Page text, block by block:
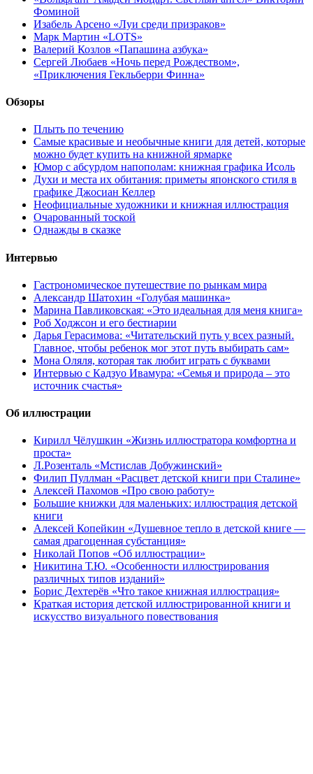
Фоминой
Изабель Арсено «Луи среди призраков»
Марк Мартин «LOTS»
Валерий Козлов «Папашина азбука»
Сергей Любаев «Ночь перед Рождеством»,
«Приключения Гекльберри Финна»
Обзоры
Плыть по течению
Самые красивые и необычные книги для детей, которые
можно будет купить на книжной ярмарке
Юмор с абсурдом напополам: книжная графика Исоль
Духи и места их обитания: приметы японского стиля в
графике Джосиан Келлер
Неофициальные художники и книжная иллюстрация
Очарованный тоской
Однажды в сказке
Интервью
Гастрономическое путешествие по рынкам мира
Александр Шатохин «Голубая машинка»
Марина Павликовская: «Это идеальная для меня книга»
Роб Ходжсон и его бестиарии
Дарья Герасимова: «Читательский путь у всех разный.
Главное, чтобы ребенок мог этот путь выбирать сам»
Мона Оляля, которая так любит играть с буквами
Интервью с Кадзуо Ивамура: «Семья и природа – это
источник счастья»
Об иллюстрации
Кирилл Чёлушкин «Жизнь иллюстратора комфортна и
проста»
Л.Розенталь «Мстислав Добужинский»
Филип Пуллман «Расцвет детской книги при Сталине»
Алексей Пахомов «Про свою работу»
Большие книжки для маленьких: иллюстрация детской
книги
Алексей Копейкин «Душевное тепло в детской книге —
самая драгоценная субстанция»
Николай Попов «Об иллюстрации»
Никитина Т.Ю. «Особенности иллюстрирования
различных типов изданий»
Борис Дехтерёв «Что такое книжная иллюстрация»
Краткая история детской иллюстрированной книги и
искусство визуального повествования